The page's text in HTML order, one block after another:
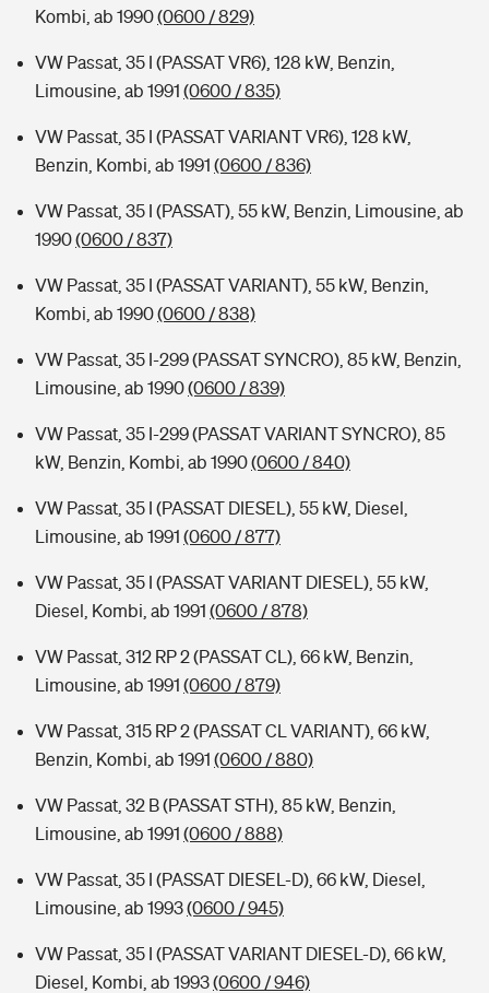
Kombi, ab 1990(0600 / 829)
VW Passat, 35 I (PASSAT VR6), 128 kW, Benzin,
Limousine, ab 1991 (0600 / 835)
VW Passat, 35 I (PASSAT VARIANT VR6), 128 kW,
Benzin, Kombi, ab 1991 (0600 / 836)
VW Passat, 35 I (PASSAT), 55 kW, Benzin, Limousine, ab
1990(0600 / 837)
VW Passat, 35 I (PASSAT VARIANT), 55 kW, Benzin,
Kombi, ab 1990(0600 / 838)
VW Passat, 35 I-299 (PASSAT SYNCRO), 85 kW, Benzin,
Limousine, ab 1990(0600 / 839)
VW Passat, 35 I-299 (PASSAT VARIANT SYNCRO), 85
kW, Benzin, Kombi, ab 1990(0600 / 840)
VW Passat, 35 I (PASSAT DIESEL), 55 kW, Diesel,
Limousine, ab 1991 (0600 / 877)
VW Passat, 35 I (PASSAT VARIANT DIESEL), 55 kW,
Diesel, Kombi, ab 1991 (0600 / 878)
VW Passat, 312 RP 2 (PASSAT CL), 66 kW, Benzin,
Limousine, ab 1991 (0600 / 879)
VW Passat, 315 RP 2 (PASSAT CL VARIANT), 66 kW,
Benzin, Kombi, ab 1991 (0600 / 880)
VW Passat, 32 B (PASSAT STH), 85 kW, Benzin,
Limousine, ab 1991 (0600 / 888)
VW Passat, 35 I (PASSAT DIESEL-D), 66 kW, Diesel,
Limousine, ab 1993(0600 / 945)
VW Passat, 35 I (PASSAT VARIANT DIESEL-D), 66 kW,
Diesel, Kombi, ab 1993(0600 / 946)